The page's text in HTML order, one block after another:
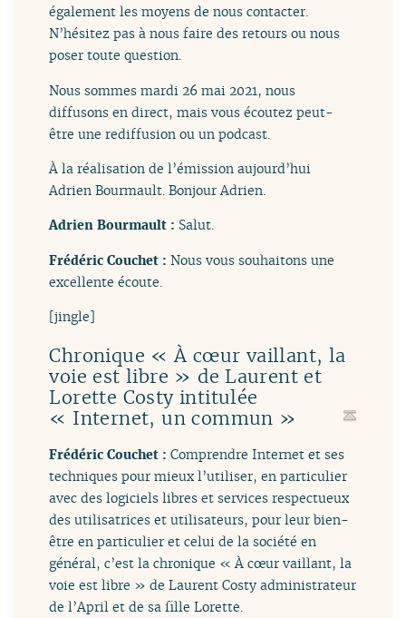
également les moyens de nous contacter.
N’hésitez pas à nous faire des retours ou nous
poser toute question.
Nous sommes mardi 26 mai 2021, nous
diffusons en direct, mais vous écoutez peut-
être une rediffusion ou un podcast.
À la réalisation de l’émission aujourd’hui
Adrien Bourmault. Bonjour Adrien.
Adrien Bourmault : Salut.
Frédéric Couchet :Nous vous souhaitons une
excellente écoute.
[jingle]
Chronique « À cœur vaillant, la
voie est libre » de Laurent et
Lorette Costy intitulée
« Internet, un commun »
Frédéric Couchet :Comprendre Internet et ses
techniques pour mieux l’utiliser, en particulier
avec des logiciels libres et services respectueux
des utilisatrices et utilisateurs, pour leur bien-
être en particulier et celui de la société en
général, c’est la chronique « À cœur vaillant, la
voie est libre » de Laurent Costy administrateur
de l’April et de sa fille Lorette.